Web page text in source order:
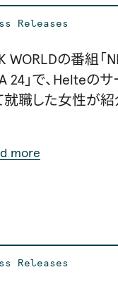
Releases
WORLDの番組「
24」で、Helteの
就職した女性が紹
more
Releases